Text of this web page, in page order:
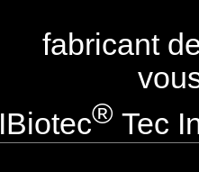
fabricant
IBiotec® Tec